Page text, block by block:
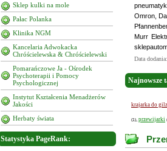
Sklep kulki na mole
Pałac Polanka
Klinika NGM
Kancelaria Adwokacka
Chróścielewska & Chróścielewski
Pomarańczowe Ja - Ośrodek
Psychoterapii i Pomocy
Psychologicznej
Instytut Kształcenia Menadżerów
Jakości
Herbaty świata
Statystyka PageRank:
Omron,
Murr
Data
Najnowsze
krajarka do gilz
(1), przewijarki